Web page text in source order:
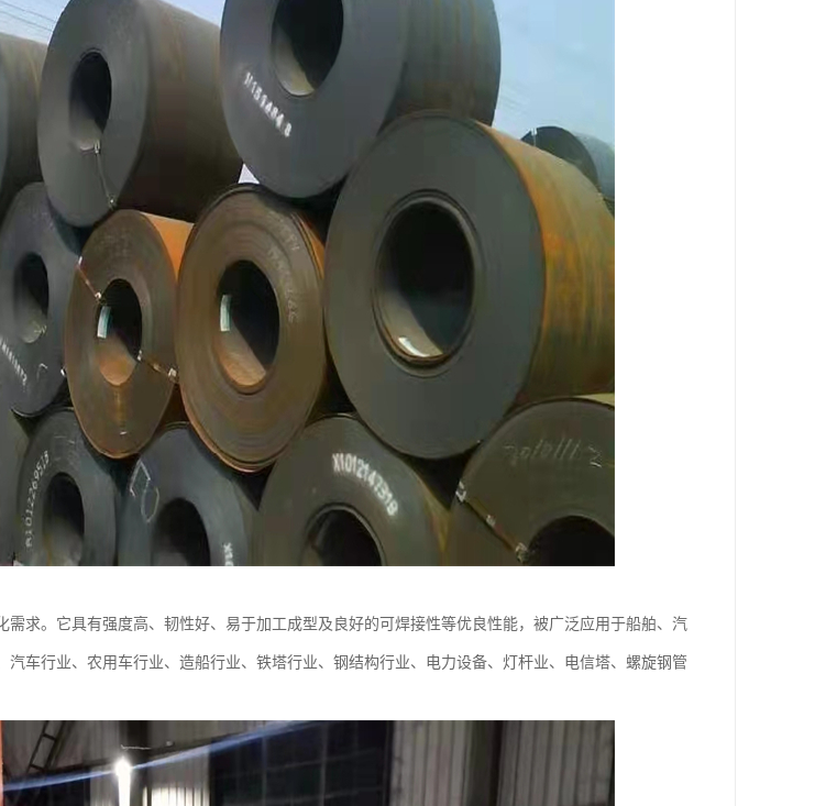
需求。它具有强度高、韧性好、易于加工成型及良好的可焊接性等优良性能，被广泛应用于船舶、汽
车行业、农用车行业、造船行业、铁塔行业、钢结构行业、电力设备、灯杆业、电信塔、螺旋钢管